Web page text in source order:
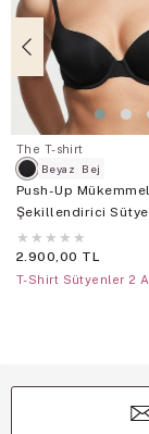
The T-shirt
Beyaz
Bej
Push-Up Mükemmel
Şekillendirici
★ ★ ★ ★ ★
2.900,00 TL
T-Shirt Sütyenler 2